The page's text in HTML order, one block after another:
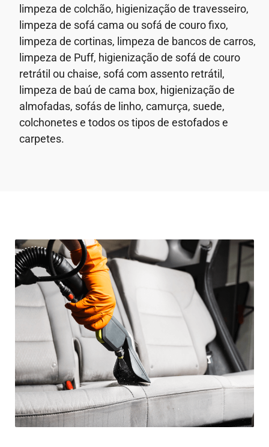
limpeza de colchão, higienização de travesseiro,
limpeza de sofá cama ou sofá de couro fixo,
limpeza de cortinas, limpeza de bancos de carros,
limpeza de Puff, higienização de sofá de couro
retrátil ou chaise, sofá com assento retrátil,
limpeza de baú de cama box, higienização de
almofadas, sofás de linho, camurça, suede,
colchonetes e todos os tipos de estofados e
carpetes.